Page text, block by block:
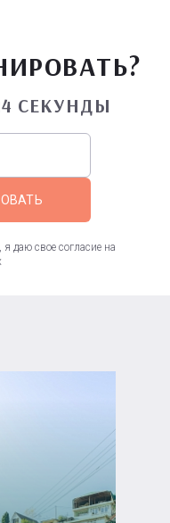
СЕКУНДЫ
даю свое согласие на